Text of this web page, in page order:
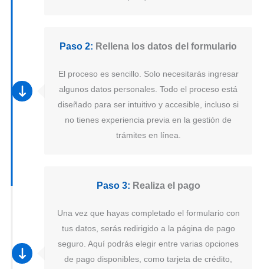
Paso 2: Rellena los datos del formulario
El proceso es sencillo. Solo necesitarás ingresar
algunos datos personales. Todo el proceso está
diseñado para ser intuitivo y accesible, incluso si
no tienes experiencia previa en la gestión de
trámites en línea.
Paso 3: Realiza el pago
Una vez que hayas completado el formulario con
tus datos, serás redirigido a la página de pago
seguro. Aquí podrás elegir entre varias opciones
de pago disponibles, como tarjeta de crédito,